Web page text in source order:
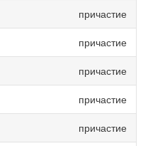
причастие
причастие
причастие
причастие
причастие